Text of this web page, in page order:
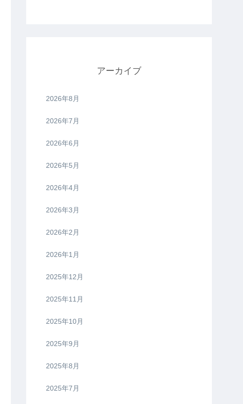
アーカイブ
2026年8月
2026年7月
2026年6月
2026年5月
2026年4月
2026年3月
2026年2月
2026年1月
2025年12月
2025年11月
2025年10月
2025年9月
2025年8月
2025年7月